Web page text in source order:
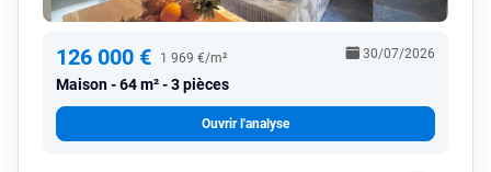
126 000 € 1 969 €/m²
Maison 64 m² - 3 pièces
30/07/2026
Ouvrir l'analyse